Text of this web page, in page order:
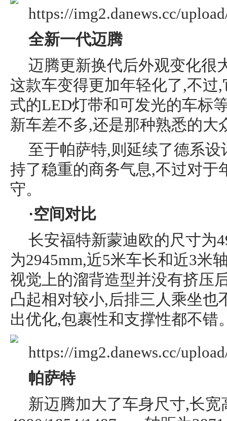
全新一代迈腾
迈腾更新换代后外观变化很
这款车变得更加年轻化了,不过
式的LED灯带和可发光的车标
新车差不多,还是那种熟悉的大
至于帕萨特,则延续了德系
持了稳重的商务气息,不过对于
守。
·空间对比
长安福特新蒙迪欧的尺寸为
为2945mm,近5米车长和近3米
视觉上的溜背造型并没有挤压
凸起相对较小,后排三人乘坐也
出优化,包裹性和支撑性都不错
帕萨特
新迈腾加大了车身尺寸,长宽